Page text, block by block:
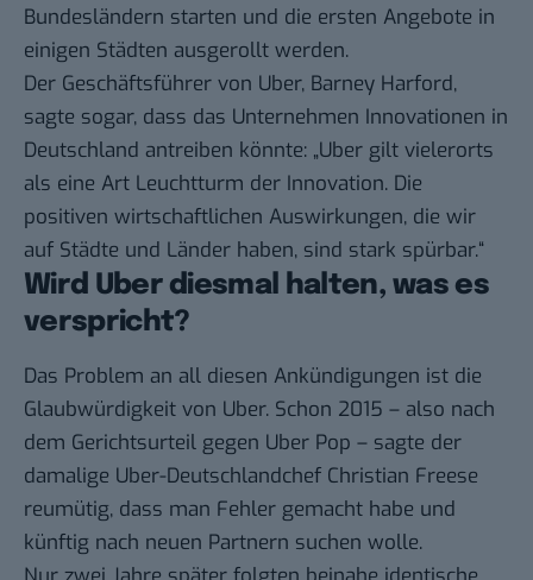
Bundesländern starten und die ersten Angebote in
einigen Städten ausgerollt werden.
Der Geschäftsführer von Uber, Barney Harford,
sagte sogar, dass das Unternehmen Innovationen in
Deutschland antreiben könnte: „Uber gilt vielerorts
als eine Art Leuchtturm der Innovation. Die
positiven wirtschaftlichen Auswirkungen, die wir
auf Städte und Länder haben, sind stark spürbar.“
Wird Uber diesmal halten, was es
verspricht?
Das Problem an all diesen Ankündigungen ist die
Glaubwürdigkeit von Uber. Schon 2015 – also nach
dem Gerichtsurteil gegen Uber Pop – sagte der
damalige Uber-Deutschlandchef Christian Freese
reumütig, dass man Fehler gemacht habe und
künftig nach neuen Partnern suchen wolle.